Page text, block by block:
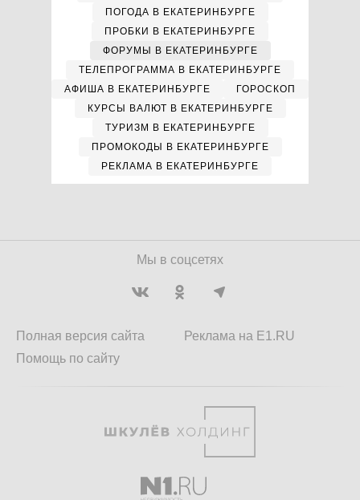
ПОГОДА В ЕКАТЕРИНБУРГЕ
ПРОБКИ В ЕКАТЕРИНБУРГЕ
ФОРУМЫ В ЕКАТЕРИНБУРГЕ
ТЕЛЕПРОГРАММА В ЕКАТЕРИНБУРГЕ
АФИША В ЕКАТЕРИНБУРГЕ
ГОРОСКОП
КУРСЫ ВАЛЮТ В ЕКАТЕРИНБУРГЕ
ТУРИЗМ В ЕКАТЕРИНБУРГЕ
ПРОМОКОДЫ В ЕКАТЕРИНБУРГЕ
РЕКЛАМА В ЕКАТЕРИНБУРГЕ
Мы в соцсетях
Полная версия сайта
Помощь по сайту
Реклама на E1.RU